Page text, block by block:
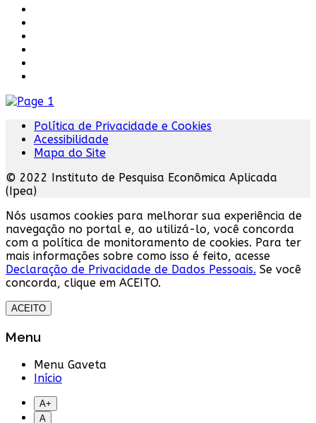
Política de Privacidade e Cookies
Acessibilidade
Mapa do Site
© 2022 Instituto de Pesquisa Econômica Aplicada
(Ipea)
Nós usamos cookies para melhorar sua experiência de
navegação no portal e, ao utilizá-lo, você concorda
com a política de monitoramento de cookies. Para ter
mais informações sobre como isso é feito, acesse
Declaração de Privacidade de Dados Pessoais. Se você
concorda, clique em ACEITO.
ACEITO
Menu
Menu Gaveta
Início
A+
A